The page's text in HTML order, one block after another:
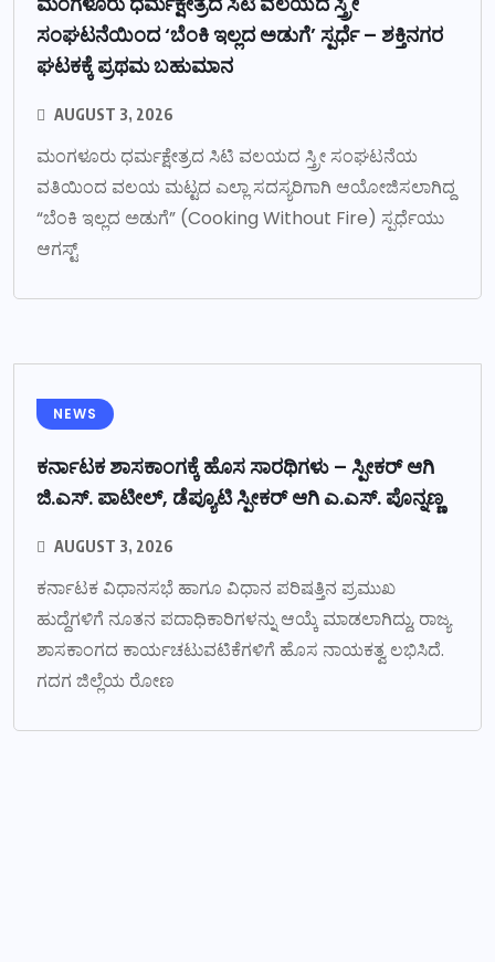
ಸಂಘಟನೆಯಿಂದ ‘ಬೆಂಕಿ ಇಲ್ಲದ ಅಡುಗೆ’ ಸ್ಪರ್ಧೆ – ಶಕ್ತಿನಗರ
ಘಟಕಕ್ಕೆ ಪ್ರಥಮ ಬಹುಮಾನ
AUGUST 3, 2026
ಮಂಗಳೂರು ಧರ್ಮಕ್ಷೇತ್ರದ ಸಿಟಿ ವಲಯದ ಸ್ತ್ರೀ ಸಂಘಟನೆಯ
ವತಿಯಿಂದ ವಲಯ ಮಟ್ಟದ ಎಲ್ಲಾ ಸದಸ್ಯರಿಗಾಗಿ ಆಯೋಜಿಸಲಾಗಿದ್ದ
“ಬೆಂಕಿ ಇಲ್ಲದ ಅಡುಗೆ” (Cooking Without Fire) ಸ್ಪರ್ಧೆಯು
ಆಗಸ್ಟ್
NEWS
ಕರ್ನಾಟಕ ಶಾಸಕಾಂಗಕ್ಕೆ ಹೊಸ ಸಾರಥಿಗಳು – ಸ್ಪೀಕರ್ ಆಗಿ
ಜಿ.ಎಸ್. ಪಾಟೀಲ್, ಡೆಪ್ಯೂಟಿ ಸ್ಪೀಕರ್ ಆಗಿ ಎ.ಎಸ್. ಪೊನ್ನಣ್ಣ
AUGUST 3, 2026
ಕರ್ನಾಟಕ ವಿಧಾನಸಭೆ ಹಾಗೂ ವಿಧಾನ ಪರಿಷತ್ತಿನ ಪ್ರಮುಖ
ಹುದ್ದೆಗಳಿಗೆ ನೂತನ ಪದಾಧಿಕಾರಿಗಳನ್ನು ಆಯ್ಕೆ ಮಾಡಲಾಗಿದ್ದು, ರಾಜ್ಯ
ಶಾಸಕಾಂಗದ ಕಾರ್ಯಚಟುವಟಿಕೆಗಳಿಗೆ ಹೊಸ ನಾಯಕತ್ವ ಲಭಿಸಿದೆ.
ಗದಗ ಜಿಲ್ಲೆಯ ರೋಣ